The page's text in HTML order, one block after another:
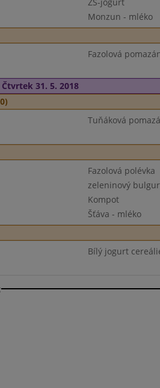
Monzun - mléko
Fazolová
Čtvrtek 31. 5. 2018
Tuňáková
Fazolová polévka
zeleninový
Kompot
Šťáva - mléko
Bílý jogurt